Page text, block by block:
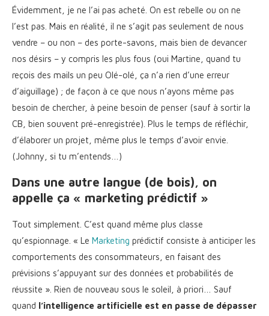
Évidemment, je ne l’ai pas acheté. On est rebelle ou on ne
l’est pas. Mais en réalité, il ne s’agit pas seulement de nous
vendre – ou non – des porte-savons, mais bien de devancer
nos désirs – y compris les plus fous (oui Martine, quand tu
reçois des mails un peu Olé-olé, ça n’a rien d’une erreur
d’aiguillage) ; de façon à ce que nous n’ayons même pas
besoin de chercher, à peine besoin de penser (sauf à sortir la
CB, bien souvent pré-enregistrée). Plus le temps de réfléchir,
d’élaborer un projet, même plus le temps d’avoir envie.
(Johnny, si tu m’entends…)
Dans une autre langue (de bois), on
appelle ça « marketing prédictif »
Tout simplement. C’est quand même plus classe
qu’espionnage. « Le Marketing prédictif consiste à anticiper les
comportements des consommateurs, en faisant des
prévisions s’appuyant sur des données et probabilités de
réussite ». Rien de nouveau sous le soleil, à priori… Sauf
quand l’intelligence artificielle est en passe de dépasser